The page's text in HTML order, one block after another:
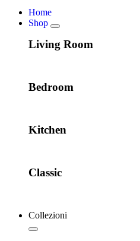
Home
Shop
Living Room
Bedroom
Kitchen
Classic
Collezioni